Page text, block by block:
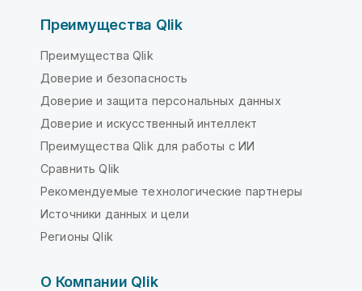
Преимущества Qlik
Преимущества Qlik
Доверие и безопасность
Доверие и защита персональных данных
Доверие и искусственный интеллект
Преимущества Qlik для работы с ИИ
Сравнить Qlik
Рекомендуемые технологические партнеры
Источники данных и цели
Регионы Qlik
О Компании Qlik